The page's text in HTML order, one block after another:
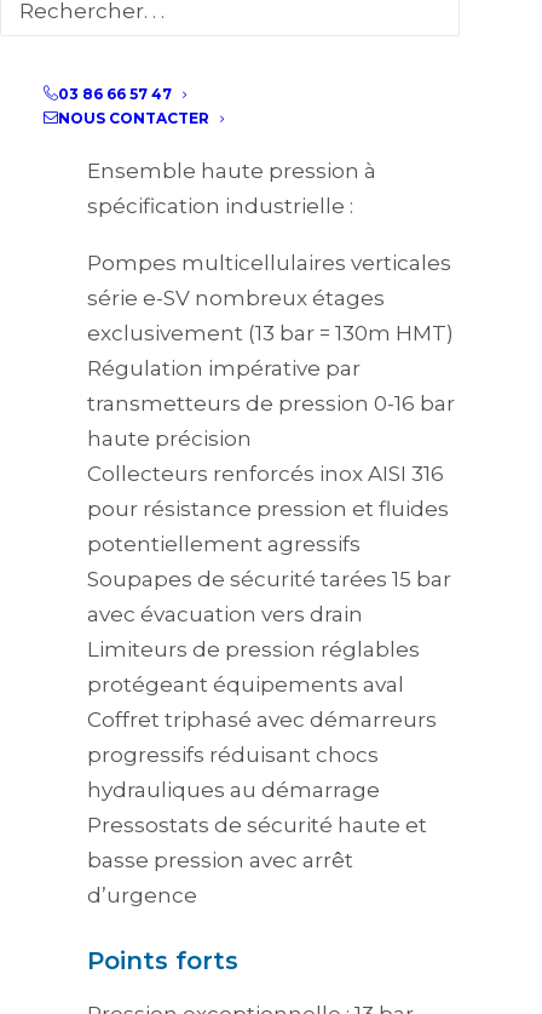
03 86 66 57 47
NOUS CONTACTER
surchauffe, gestion transitoires
Configurations disponibles
Ensemble haute pression à
spécification industrielle :
Pompes multicellulaires verticales
série e-SV nombreux étages
exclusivement (13 bar = 130m HMT)
Régulation impérative par
transmetteurs de pression 0-16 bar
haute précision
Collecteurs renforcés inox AISI 316
pour résistance pression et fluides
potentiellement agressifs
Soupapes de sécurité tarées 15 bar
avec évacuation vers drain
Limiteurs de pression réglables
protégeant équipements aval
Coffret triphasé avec démarreurs
progressifs réduisant chocs
hydrauliques au démarrage
Pressostats de sécurité haute et
basse pression avec arrêt
d’urgence
Points forts